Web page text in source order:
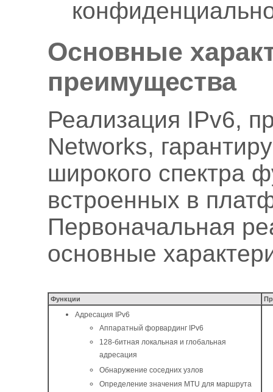
Основные
преимущества
Реализация IPv6,
Networks,
широкого спектра
встроенных в
Первоначальная
основные
Функции
Адресация IPv6
Аппаратный форвардинг IPv6
128-битная локальная и глобальная
адресация
Обнаружение соседних узлов
Определение значения MTU для маршрута